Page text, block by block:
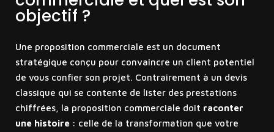
objectif ?
Une proposition commerciale est un document
stratégique conçu pour convaincre un client potentiel
de vous confier son projet. Contrairement à un devis
classique qui se contente de lister des prestations
chiffrées, la proposition commerciale doit raconter
une histoire: celle de la transformation que votre